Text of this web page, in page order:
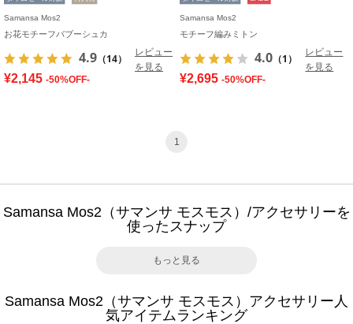
Samansa Mos2
お花モチーフバブーシュカ
4.9 （14）
レビュー
を見る
¥2,145 -50%OFF-
Samansa Mos2
モチーフ編みミトン
4.0 （1）
レビュー
を見る
¥2,695 -50%OFF-
1
Samansa Mos2（サマンサ モスモス）/アクセサリーを
使ったスナップ
もっと見る
Samansa Mos2（サマンサ モスモス）アクセサリー人
気アイテムランキング